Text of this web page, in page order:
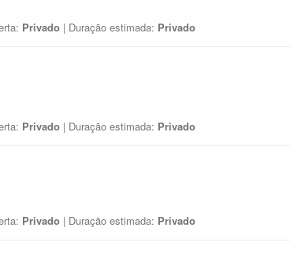
Privado | Duração estimada: Privado
Privado | Duração estimada: Privado
Privado | Duração estimada: Privado